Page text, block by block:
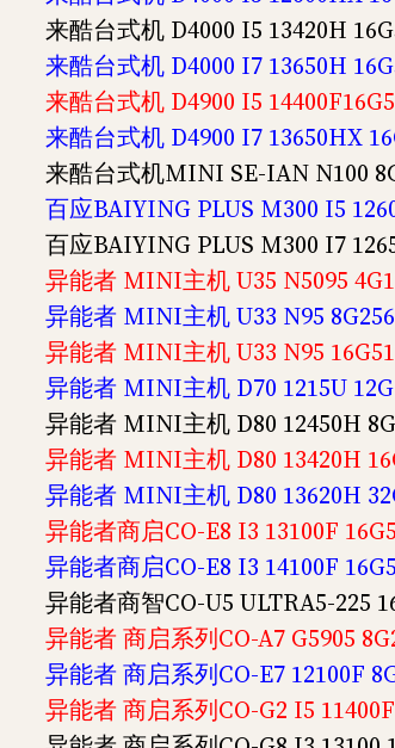
来酷台式机 D4000 I5 13420H
来酷台式机 D4000 I7 13650H
来酷台式机 D4900 I5
来酷台式机 D4900 I7 13650HX
来酷台式机MINI SE-IAN N100
百应BAIYING PLUS M300 I5
百应BAIYING PLUS M300 I7
异能者 MINI主机 U35 N5095
异能者 MINI主机 U33 N95
异能者 MINI主机 U33 N95
异能者 MINI主机 D70 1215U
异能者 MINI主机 D80 12450H
异能者 MINI主机 D80 13420H
异能者 MINI主机 D80 13620H
异能者商启CO-E8 I3 13100F
异能者商启CO-E8 I3 14100F
异能者商智CO-U5 ULTRA5-225
异能者 商启系列CO-A7 G5905
异能者 商启系列CO-E7 12100F
异能者 商启系列CO-G2 I5